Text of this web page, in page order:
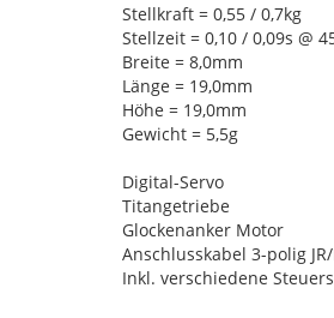
Stellkraft = 0,55 / 0,7kg
Stellzeit = 0,10 / 0,09s @
Breite = 8,0mm
Länge = 19,0mm
Höhe = 19,0mm
Gewicht = 5,5g
Digital-Servo
Titangetriebe
Glockenanker Motor
Anschlusskabel 3-polig
Inkl. verschiedene